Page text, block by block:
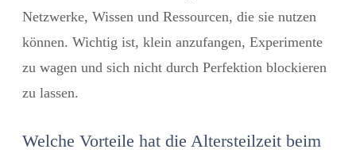
Netzwerke, Wissen und Ressourcen, die sie nutzen
können. Wichtig ist, klein anzufangen, Experimente
zu wagen und sich nicht durch Perfektion blockieren
zu lassen.
Welche Vorteile hat die Altersteilzeit beim